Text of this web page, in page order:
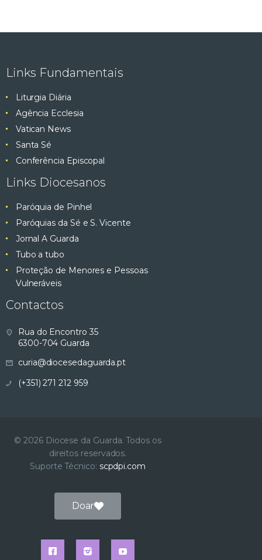
Links Fundamentais
Liturgia Diária
Agência Ecclesia
Vatican News
Santa Sé
Conferência Episcopal
Links Diocesanos
Paróquia de Pinhel
Paróquias da Sé e S. Vicente
Jornal A Guarda
Tubo a tubo
Proteção de Menores e Pessoas
Vulneráveis
Contactos
Rua do Encontro 35
6300-704 Guarda
curia@diocesedaguarda.pt
(+351) 271 212 959
© 2026 Diocese da Guarda. Todos os
direitos reservados.
Suporte Técnico: scpdpi.com
Doar